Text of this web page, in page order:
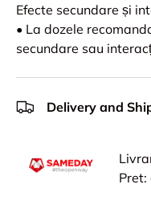
Efecte secundare și
• La dozele
secundare sau
Delivery and
Pret: